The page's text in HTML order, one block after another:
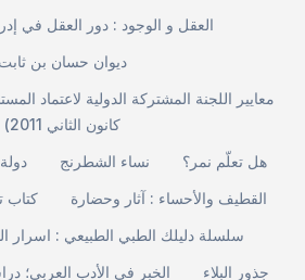
العقل و الوجود : دور العقل في
ديوان حسان بن ثابت
معايير اللجنة المشتركة الدولية لاعتماد
كانون الثاني 2011)
نساء الشطرنج
هل تعلّم نمر؟
كتاب
القطيف والأحساء : آثار وحضارة
سلسلة دليلك الطبي الطبيعي : اسرار
الخبر في الأدب العربي؛
جذور البلاء